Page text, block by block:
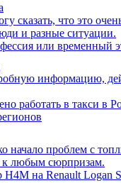
сказать, что это
и разные ситуации.
или временный
информацию,
работать в такси в
начало проблем с
любым сюрпризам.
на Renault Logan